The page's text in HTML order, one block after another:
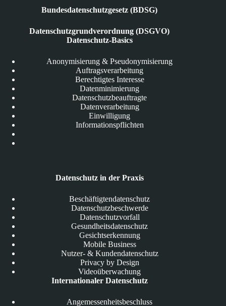
Bundesdatenschutzgesetz (BDSG)
Datenschutzgrundverordnung (DSGVO)
Datenschutz-Basics
Anonymisierung & Pseudonymisierung
Auftragsverarbeitung
Berechtigtes Interesse
Datenminimierung
Datenschutzbeauftragte
Datenverarbeitung
Einwilligung
Informationspflichten
Datenschutz in der Praxis
Beschäftigtendatenschutz
Datenschutzbeschwerde
Datenschutzvorfall
Gesundheitsdatenschutz
Gesichtserkennung
Mobile Business
Nutzer- & Kundendatenschutz
Privacy by Design
Videoüberwachung
Internationaler Datenschutz
Angemessenheitsbeschluss